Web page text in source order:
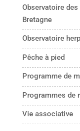
Observatoire
Bretagne
Observatoire
Pêche à pied
Programme de
Programmes de
Vie associative